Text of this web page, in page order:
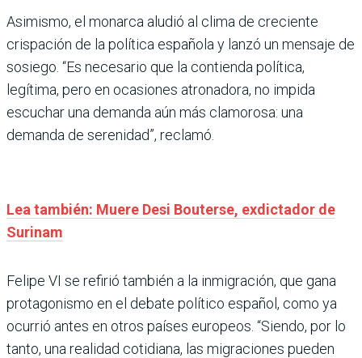
Asimismo, el monarca aludió al clima de creciente
crispación de la política española y lanzó un mensaje de
sosiego. “Es necesario que la contienda política,
legítima, pero en ocasiones atronadora, no impida
escuchar una demanda aún más clamorosa: una
demanda de serenidad”, reclamó.
Lea también: Muere Desi Bouterse, exdictador de
Surinam
Felipe VI se refirió también a la inmigración, que gana
protagonismo en el debate político español, como ya
ocurrió antes en otros países europeos. “Siendo, por lo
tanto, una realidad cotidiana, las migraciones pueden